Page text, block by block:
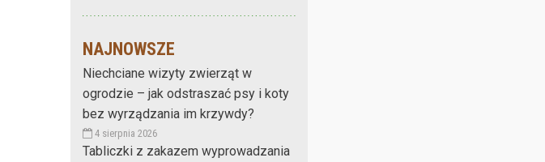
NAJNOWSZE
Niechciane wizyty zwierząt w
ogrodzie – jak odstraszać psy i koty
bez wyrządzania im krzywdy?
4 sierpnia 2026
Tabliczki z zakazem wyprowadzania